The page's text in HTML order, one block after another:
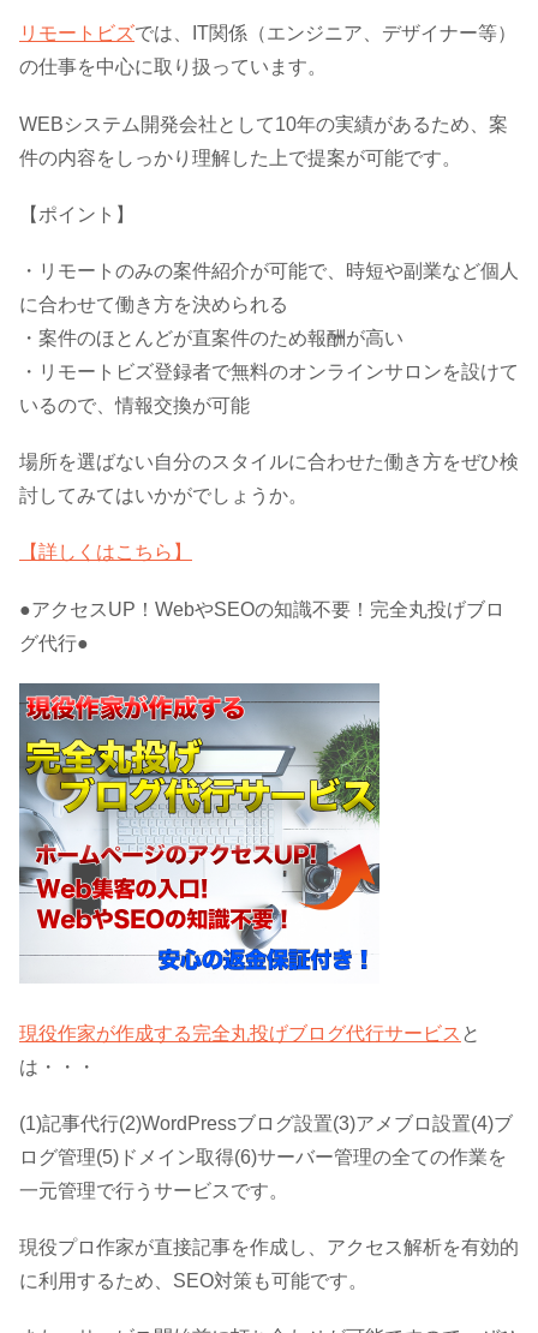
リモートビズでは、IT関係（エンジニア、デザイナー等）
の仕事を中心に取り扱っています。
WEBシステム開発会社として10年の実績があるため、案
件の内容をしっかり理解した上で提案が可能です。
【ポイント】
・リモートのみの案件紹介が可能で、時短や副業など個人
に合わせて働き方を決められる
・案件のほとんどが直案件のため報酬が高い
・リモートビズ登録者で無料のオンラインサロンを設けて
いるので、情報交換が可能
場所を選ばない自分のスタイルに合わせた働き方をぜひ検
討してみてはいかがでしょうか。
【詳しくはこちら】
●アクセスUP！WebやSEOの知識不要！完全丸投げブロ
グ代行●
現役作家が作成する完全丸投げブログ代行サービス と
は・・・
(1)記事代行(2)WordPressブログ設置(3)アメブロ設置(4)ブ
ログ管理(5)ドメイン取得(6)サーバー管理の全ての作業を
一元管理で行うサービスです。
現役プロ作家が直接記事を作成し、アクセス解析を有効的
に利用するため、SEO対策も可能です。